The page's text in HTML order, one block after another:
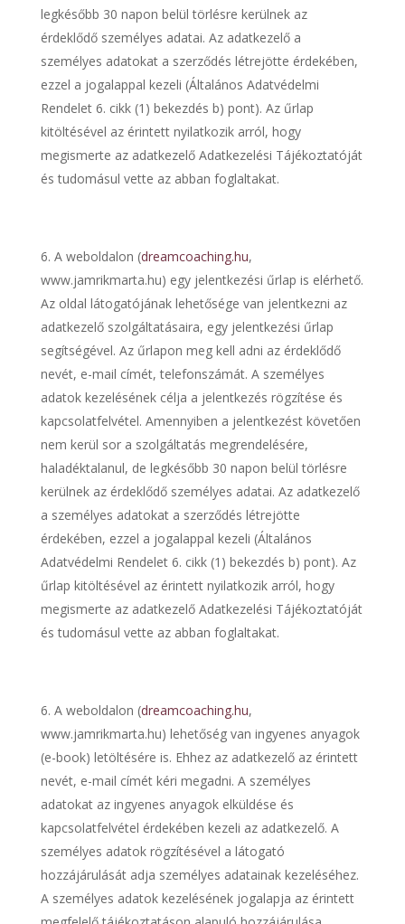
legkésőbb 30 napon belül törlésre kerülnek az
érdeklődő személyes adatai. Az adatkezelő a
személyes adatokat a szerződés létrejötte érdekében,
ezzel a jogalappal kezeli (Általános Adatvédelmi
Rendelet 6. cikk (1) bekezdés b) pont). Az űrlap
kitöltésével az érintett nyilatkozik arról, hogy
megismerte az adatkezelő Adatkezelési Tájékoztatóját
és tudomásul vette az abban foglaltakat.
A weboldalon (dreamcoaching.hu,
www.jamrikmarta.hu) egy jelentkezési űrlap is elérhető.
Az oldal látogatójának lehetősége van jelentkezni az
adatkezelő szolgáltatásaira, egy jelentkezési űrlap
segítségével. Az űrlapon meg kell adni az érdeklődő
nevét, e-mail címét, telefonszámát. A személyes
adatok kezelésének célja a jelentkezés rögzítése és
kapcsolatfelvétel. Amennyiben a jelentkezést követően
nem kerül sor a szolgáltatás megrendelésére,
haladéktalanul, de legkésőbb 30 napon belül törlésre
kerülnek az érdeklődő személyes adatai. Az adatkezelő
a személyes adatokat a szerződés létrejötte
érdekében, ezzel a jogalappal kezeli (Általános
Adatvédelmi Rendelet 6. cikk (1) bekezdés b) pont). Az
űrlap kitöltésével az érintett nyilatkozik arról, hogy
megismerte az adatkezelő Adatkezelési Tájékoztatóját
és tudomásul vette az abban foglaltakat.
A weboldalon (dreamcoaching.hu,
www.jamrikmarta.hu) lehetőség van ingyenes anyagok
(e-book) letöltésére is. Ehhez az adatkezelő az érintett
nevét, e-mail címét kéri megadni. A személyes
adatokat az ingyenes anyagok elküldése és
kapcsolatfelvétel érdekében kezeli az adatkezelő. A
személyes adatok rögzítésével a látogató
hozzájárulását adja személyes adatainak kezeléséhez.
A személyes adatok kezelésének jogalapja az érintett